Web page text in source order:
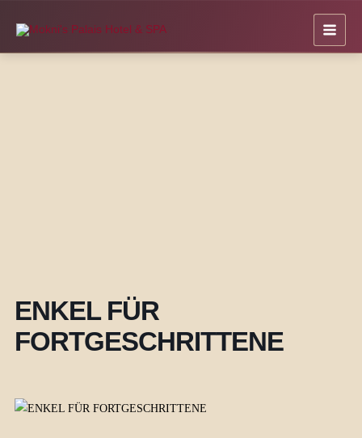
Inhalt
springen
ENKEL FÜR
FORTGESCHRITTENE